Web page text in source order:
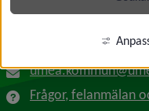
Länk
090-16 10 00
Frågor, felanmälan